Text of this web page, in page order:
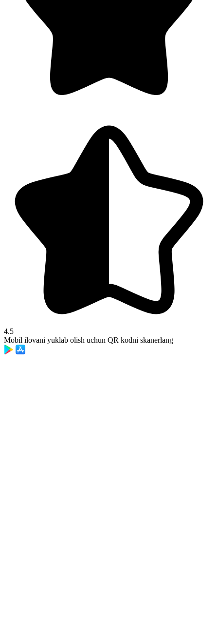
4.5
Mobil ilovani yuklab olish uchun QR kodni skanerlang